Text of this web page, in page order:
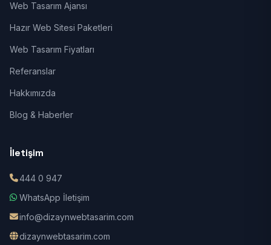
Web Tasarım Ajansı
Hazır Web Sitesi Paketleri
Web Tasarım Fiyatları
Referanslar
Hakkımızda
Blog & Haberler
İletişim
444 0 947
WhatsApp İletişim
info@dizaynwebtasarim.com
dizaynwebtasarim.com